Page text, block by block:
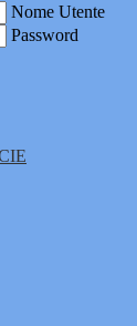
Nome Utente
Password